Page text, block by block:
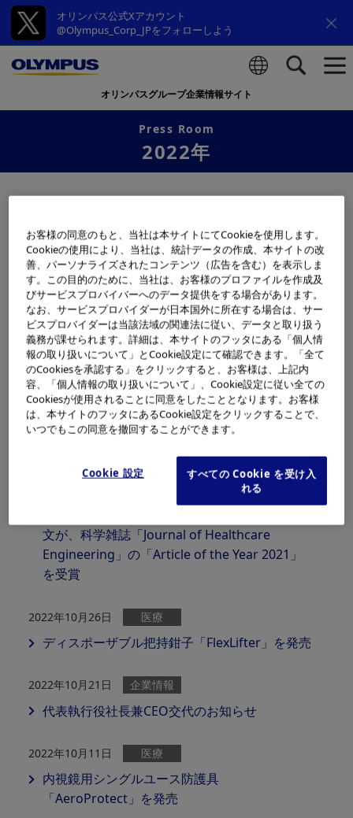
オリンパス公式Xアカウント
@Olympus_Corp_JPをフォローしよう
オリンパスグループ企業情報サイト
Press Room
2022年
オリンパス、「Dow Jones Sustainability
World Index （DJSI World）」に２年連続で選
定
2022年12月06日 医療
ベトナムにおける内視鏡AI診断の普及実証に向
けた総務省プロジェクトに参画
2022年12月05日 企業情報
オリンパス、「Olympus Asia Pacific
文が、科学雑誌「Journal of Healthcare
Engineering」の「Article of the Year 2021」
を受賞
2022年10月26日 医療
ディスポーザブル把持鉗子「FlexLifter」を発売
2022年10月21日 企業情報
代表執行役社長兼CEO交代のお知らせ
2022年10月11日 医療
内視鏡用シングルユース防護具
「AeroProtect」を発売
お客様の同意のもと、当社は本サイトにてCookieを使用します。
Cookieの使用により、当社は、統計データの作成、本サイトの改
善、パーソナライズされたコンテンツ（広告を含む）を表示しま
す。この目的のために、当社は、お客様のプロファイルを作成及
びサービスプロバイバーへのデータ提供をする場合があります。
なお、サービスプロバイダーが日本国外に所在する場合は、サー
ビスプロバイダーは当該法域の関連法に従い、データと取り扱う
義務が課せられます。詳細は、本サイトのフッタにある「個人情
報の取り扱いについて」とCookie設定にて確認できます。「全て
のCookiesを承認する」をクリックすると、お客様は、上記内
容、「個人情報の取り扱いについて」、Cookie設定に従い全ての
Cookiesが使用されることに同意をしたこととなります。お客様
は、本サイトのフッタにあるCookie設定をクリックすることで、
いつでもこの同意を撤回することができます。
Cookie 設定
すべての Cookie を受け入
れる